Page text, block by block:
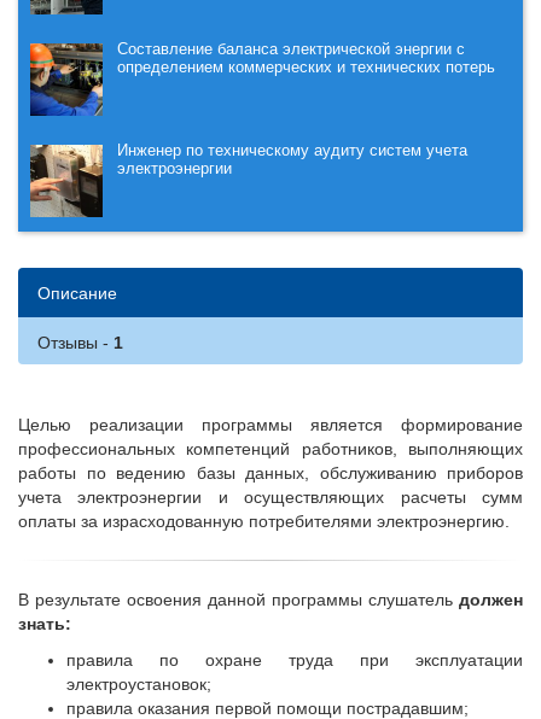
Составление баланса электрической энергии с
определением коммерческих и технических потерь
Инженер по техническому аудиту систем учета
электроэнергии
Описание
Отзывы
Целью реализации программы является формирование
профессиональных компетенций работников, выполняющих
работы по ведению базы данных, обслуживанию приборов
учета электроэнергии и осуществляющих расчеты сумм
оплаты за израсходованную потребителями электроэнергию.
В результате освоения данной программы слушатель должен
знать:
правила по охране труда при эксплуатации
электроустановок;
правила оказания первой помощи пострадавшим;